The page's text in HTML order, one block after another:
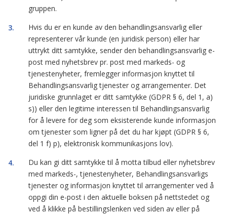
gruppen.
Hvis du er en kunde av den behandlingsansvarlig eller
representerer vår kunde (en juridisk person) eller har
uttrykt ditt samtykke, sender den behandlingsansvarlig e-
post med nyhetsbrev pr. post med markeds- og
tjenestenyheter, fremlegger informasjon knyttet til
Behandlingsansvarlig tjenester og arrangementer. Det
juridiske grunnlaget er ditt samtykke (GDPR § 6, del 1, a)
s)) eller den legitime interessen til Behandlingsansvarlig
for å levere for deg som eksisterende kunde informasjon
om tjenester som ligner på det du har kjøpt (GDPR § 6,
del 1 f) p), elektronisk kommunikasjons lov).
Du kan gi ditt samtykke til å motta tilbud eller nyhetsbrev
med markeds-, tjenestenyheter, Behandlingsansvarligs
tjenester og informasjon knyttet til arrangementer ved å
oppgi din e-post i den aktuelle boksen på nettstedet og
ved å klikke på bestillingslenken ved siden av eller på